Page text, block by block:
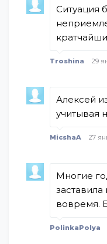
Ситуация
Troshina 29
Алексей
учитывая
MicshaA 27
Многие
вовремя.
PolinkaPolya